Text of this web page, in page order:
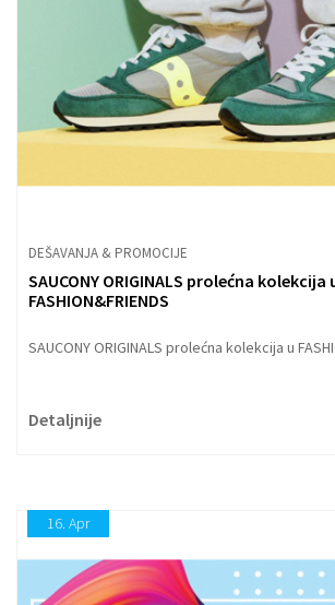
DEŠAVANJA & PROMOCIJE
SAUCONY ORIGINALS prolećna kolekcija
FASHION&FRIENDS
SAUCONY ORIGINALS prolećna kolekcija u
Detaljnije
16. Apr